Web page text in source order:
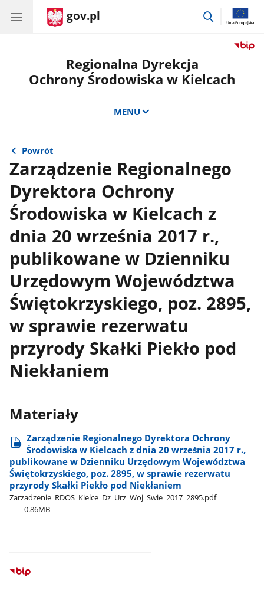
gov.pl
przejdź
Regionalna Dyrekcja
Ochrony Środowiska w Kielcach
MENU
Powrót
Zarządzenie Regionalnego
Dyrektora Ochrony
Środowiska w Kielcach z
dnia 20 września 2017 r.,
publikowane w Dzienniku
Urzędowym Województwa
Świętokrzyskiego, poz. 2895,
w sprawie rezerwatu
przyrody Skałki Piekło pod
Niekłaniem
Materiały
Zarządzenie Regionalnego Dyrektora Ochrony
Środowiska w Kielcach z dnia 20 września 2017 r.,
publikowane w Dzienniku Urzędowym Województwa
Świętokrzyskiego, poz. 2895, w sprawie rezerwatu
przyrody Skałki Piekło pod Niekłaniem
Zarzadzenie​_RDOS​_Kielce​_Dz​_Urz​_Woj​_Swie​_2017​_2895.pdf
0.86MB